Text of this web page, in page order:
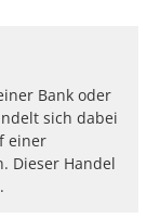
Bank oder
sich dabei
einer
Dieser Handel